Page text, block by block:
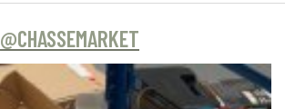
@CHASSEMARKET